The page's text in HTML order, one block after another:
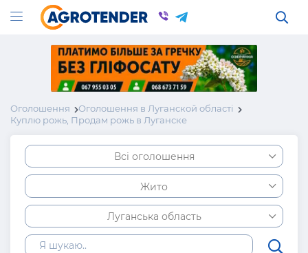
Оголошення
Оголошення в Луганской області
Куплю рожь, Продам рожь в Луганске
Всі оголошення
Жито
Луганська область